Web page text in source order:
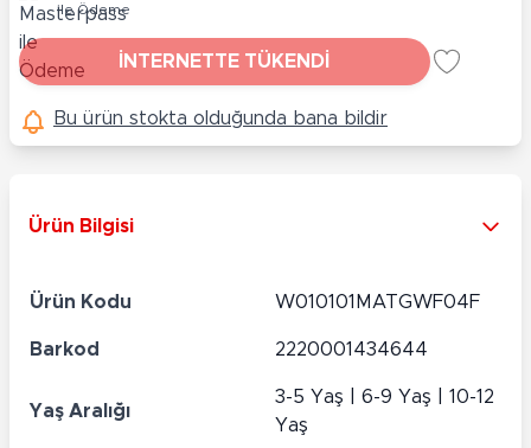
ile Ödeme
İNTERNETTE TÜKENDİ
Bu ürün stokta olduğunda bana bildir
Ürün Bilgisi
Ürün Kodu W010101MATGWF04F
Barkod 2220001434644
Yaş Aralığı
3-5 Yaş | 6-9 Yaş | 10-12
Yaş